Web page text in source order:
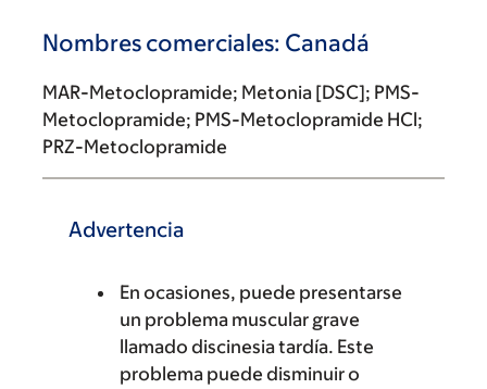
Nombres comerciales: Canadá
MAR-Metoclopramide; Metonia [DSC]; PMS-
Metoclopramide; PMS-Metoclopramide HCl;
PRZ-Metoclopramide
Advertencia
En ocasiones, puede presentarse
un problema muscular grave
llamado discinesia tardía. Este
problema puede disminuir o